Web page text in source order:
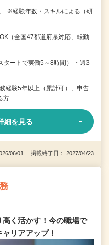
※経験年数・スキルによる（研
（全国47都道府県対応、転勤
ートで実働5～8時間） ・週3
経験5年以上（累計可）、申告
方
細を見る
06/01 掲載終了日： 2027/04/23
く活かす！今の職場で
リアアップ！